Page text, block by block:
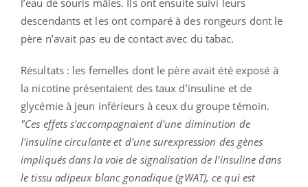
descendants et les ont comparé à des rongeurs dont le
père n’avait pas eu de contact avec du tabac.
Résultats : les femelles dont le père avait été exposé à
la nicotine présentaient des taux d’insuline et de
glycémie à jeun inférieurs à ceux du groupe témoin.
"Ces effets s'accompagnaient d'une diminution de
l'insuline circulante et d'une surexpression des gènes
impliqués dans la voie de signalisation de l'insuline dans
le tissu adipeux blanc gonadique (gWAT), ce qui est